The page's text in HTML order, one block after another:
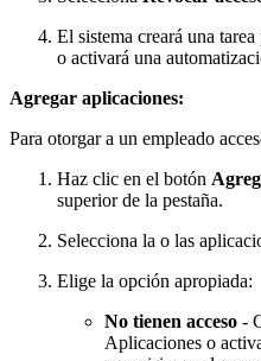
El sistema creará una
o activará una
Agregar aplicaciones:
Para otorgar a un empleado
Haz clic en el botón
superior de la pestaña.
Selecciona la o las
Elige la opción apropiada:
No tienen acceso -
Aplicaciones o